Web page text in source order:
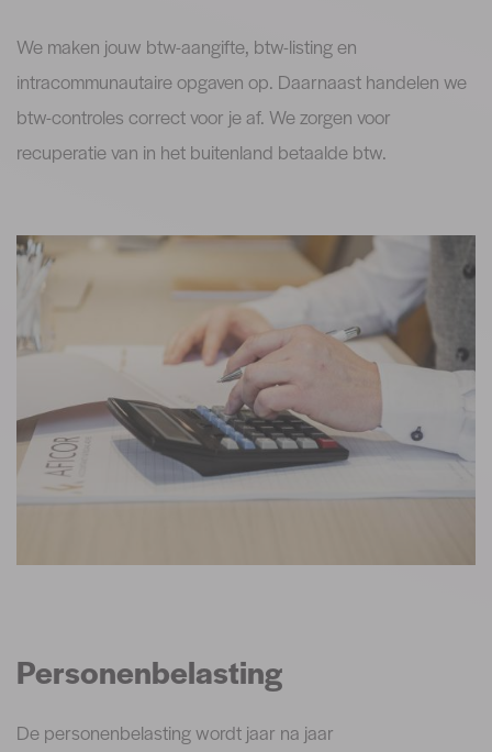
We maken jouw btw-aangifte, btw-listing en
intracommunautaire opgaven op. Daarnaast handelen we
btw-controles correct voor je af. We zorgen voor
recuperatie van in het buitenland betaalde btw.
Personenbelasting
De personenbelasting wordt jaar na jaar